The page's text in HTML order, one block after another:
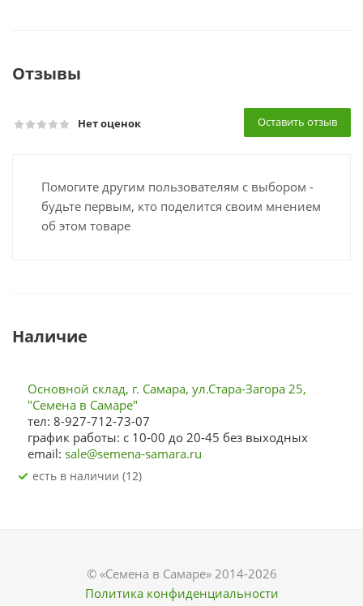
Отзывы
Нет оценок Оставить отзыв
Помогите другим пользователям с выбором -
будьте первым, кто поделится своим мнением
об этом товаре
Наличие
Основной склад, г. Самара, ул.Стара-Загора 25,
"Семена в Самаре"
тел: 8-927-712-73-07
график работы: с 10-00 до 20-45 без выходных
email: sale@semena-samara.ru
Есть в наличии (12)
© «Семена в Самаре» 2014-2026
Политика конфиденциальности